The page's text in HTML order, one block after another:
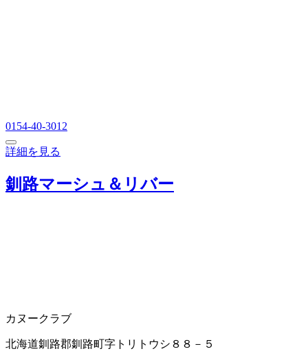
0154-40-3012
詳細を見る
釧路マーシュ＆リバー
カヌークラブ
北海道釧路郡釧路町字トリトウシ８８－５